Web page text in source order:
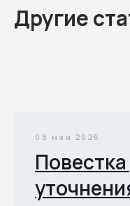
Другие
08 мая 2026